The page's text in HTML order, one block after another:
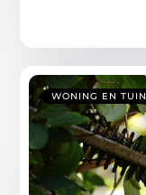
WONING EN TUIN